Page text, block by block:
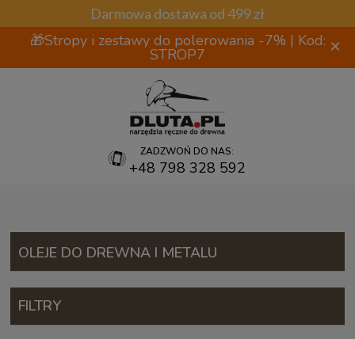
Darmowa dostawa od 499 zł
🎁Stropy i zestawy do polerowania -7% | Kod:
STROP7 ×
ZADZWOŃ DO NAS:
+48 798 328 592
OLEJE DO DREWNA I METALU
FILTRY